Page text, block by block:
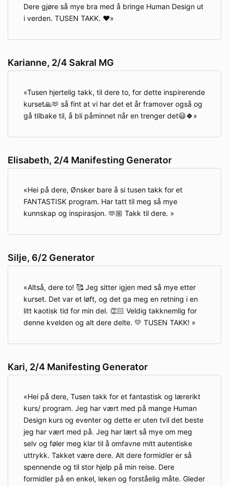
Dere gjøre så mye bra med å bringe Human Design ut
i verden. TUSEN TAKK. ❤️
Karianne, 2/4 Sakral MG
Tusen hjertelig takk, til dere to, for dette inspirerende
kurset🙏🫶 så fint at vi har det et år framover også og
gå tilbake til, å bli påminnet når en trenger det😃🍀
Elisabeth, 2/4 Manifesting Generator
Hei på dere, Ønsker bare å si tusen takk for et
FANTASTISK program. Har tatt til meg så mye
kunnskap og inspirasjon. 🫶🏼 Takk til dere.
Silje, 6/2 Generator
Altså, dere to! 🥰 Jeg sitter igjen med så mye etter
kurset. Det var et løft, og det ga meg en retning i en
litt kaotisk tid for min del. 👏🏻 Veldig takknemlig for
denne kvelden og alt dere delte. 💛 TUSEN TAKK!
Kari, 2/4 Manifesting Generator
Hei på dere, Tusen takk for et fantastisk og lærerikt
kurs/ program. Jeg har vært med på mange Human
Design kurs og eventer og dette er uten tvil det beste
jeg har vært med på. Jeg har lært så mye om meg
selv og føler meg klar til å omfavne mitt autentiske
uttrykk. Takket være dere. Alt dere formidler er så
spennende og til stor hjelp på min reise. Dere
formidler på en enkel, leken og forståelig måte. Gleder